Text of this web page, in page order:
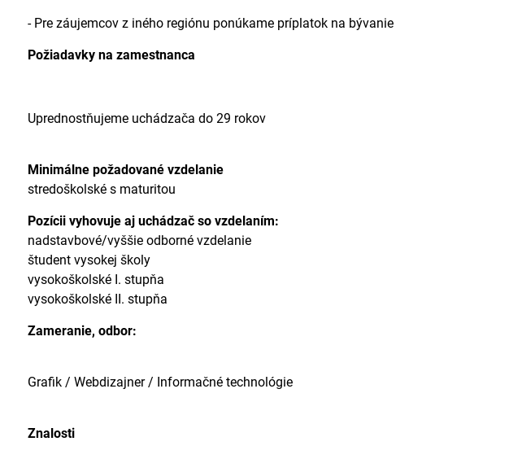
- Pre záujemcov z iného regiónu ponúkame príplatok na bývanie
Požiadavky na zamestnanca
Uprednostňujeme uchádzača do 29 rokov
Minimálne požadované vzdelanie
stredoškolské s maturitou
Pozícii vyhovuje aj uchádzač so vzdelaním:
nadstavbové/vyššie odborné vzdelanie
študent vysokej školy
vysokoškolské I. stupňa
vysokoškolské II. stupňa
Zameranie, odbor:
Grafik / Webdizajner / Informačné technológie
Znalosti